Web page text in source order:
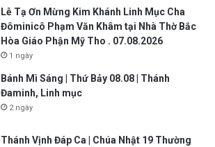
Lễ Tạ Ơn Mừng Kim Khánh Linh Mục Cha
Đôminicô Phạm Văn Khâm tại Nhà Thờ Bắc
Hòa Giáo Phận Mỹ Tho . 07.08.2026
1 ngày
Bánh Mì Sáng | Thứ Bảy 08.08 | Thánh
Đaminh, Linh mục
2 ngày
Thánh Vịnh Đáp Ca | Chúa Nhật 19 Thường